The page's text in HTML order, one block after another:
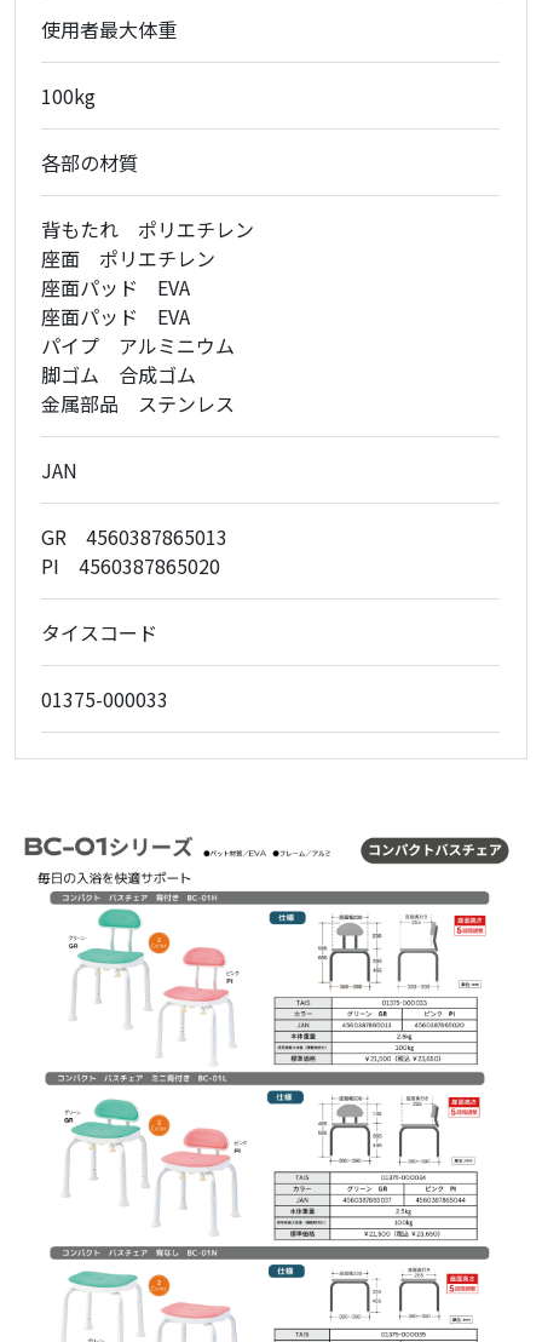
使用者最大体重
100kg
各部の材質
背もたれ ポリエチレン
座面 ポリエチレン
座面パッド EVA
座面パッド EVA
パイプ アルミニウム
脚ゴム 合成ゴム
金属部品 ステンレス
JAN
GR 4560387865013
PI 4560387865020
タイスコード
01375-000033